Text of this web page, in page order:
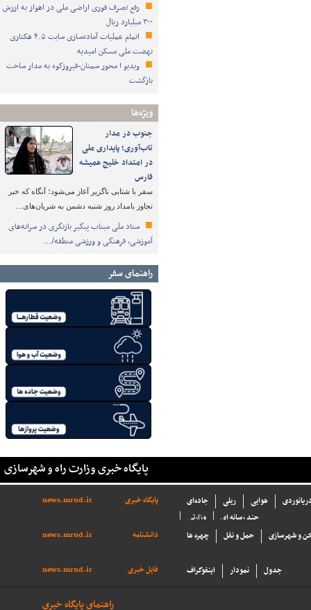
رفع تصرف فوری اراضی ملی در اهواز به ارزش
۳۰۰ میلیارد ریال
اتمام عملیات آماده‌سازی سایت ۴.۵ هکتاری
نهضت ملی مسکن امیدیه
ویدیو ا محور سمنان-فیروزکوه به مدار ساخت
بازگشت
ویژه‌ها
جنوب در مدار
تاب‌آوری؛ پایداری ملی
در امتداد خلیج همیشه
فارس
سفر با شتابی ناگزیر آغاز می‌شود؛ آنگاه که خبر
تجاوز بامداد روز شنبه دشمن به شریان‌های…
ستاد ملی میناب پیگیر بازنگری در سرانه‌های
آموزشی، فرهنگی و ورزشی منطقه/…
راهنمای سفر
پایگاه خبری وزارت راه و شهرسازی
پایگاه خبری news.mrud.ir جاده‌ای ریلی هوایی
وزارتی
چند رسانه ای
دانشنامه
news.mrud.ir چهره ها حمل و نقل و شهرسازی
فایل خبری news.mrud.ir اینفوگراف نمودار جدول
راهنمای پایگاه خبری